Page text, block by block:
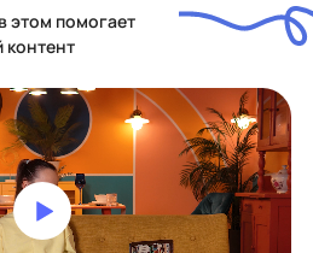
этом помогает
контент